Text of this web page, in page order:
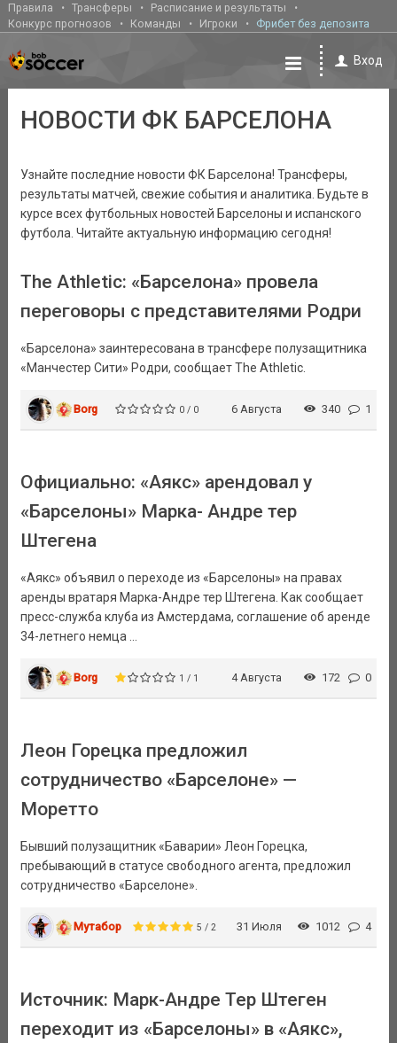
Правила Трансферы
Расписание и результаты
Конкурс прогнозов
Команды Игроки Фрибет без депозита
Вход
НОВОСТИ ФК БАРСЕЛОНА
Узнайте последние новости ФК Барселона! Трансферы,
результаты матчей, свежие события и аналитика. Будьте в
курсе всех футбольных новостей Барселоны и испанского
футбола. Читайте актуальную информацию сегодня!
The Athletic: «Барселона» провела
переговоры с представителями Родри
«Барселона» заинтересована в трансфере полузащитника
«Манчестер Сити» Родри, сообщает The Athletic.
Borg 0 / 0 6 Августа 340 1
Официально: «Аякс» арендовал у
«Барселоны» Марка- Андре тер
Штегена
«Аякс» объявил о переходе из «Барселоны» на правах
аренды вратаря Марка-Андре тер Штегена. Как сообщает
пресс-служба клуба из Амстердама, соглашение об аренде
34-летнего немца ...
Borg 1 / 1 4 Августа 172 0
Леон Горецка предложил
сотрудничество «Барселоне» —
Моретто
Бывший полузащитник «Баварии» Леон Горецка,
пребывающий в статусе свободного агента, предложил
сотрудничество «Барселоне».
Мутабор 5 / 2 31 Июля 1012 4
Источник: Марк-Андре Тер Штеген
переходит из «Барселоны» в «Аякс»,